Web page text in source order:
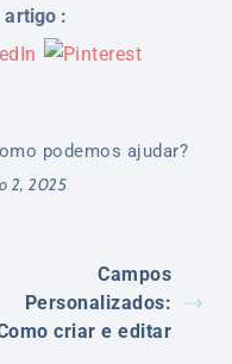
artigo :
podemos ajudar?
2, 2025
Campos
Personalizados:
criar e editar